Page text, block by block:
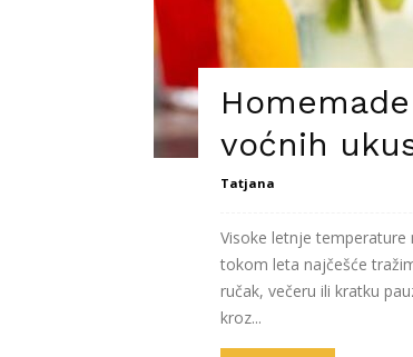
voćnih
Tatjana
Visoke letnje
tokom leta najčešće
ručak, večeru ili kratku
kroz...